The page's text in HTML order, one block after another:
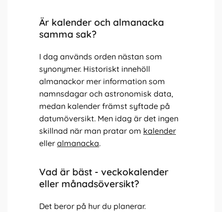
Är kalender och almanacka
samma sak?
I dag används orden nästan som
synonymer. Historiskt innehöll
almanackor mer information som
namnsdagar och astronomisk data,
medan kalender främst syftade på
datumöversikt. Men idag är det ingen
skillnad när man pratar om kalender
eller almanacka.
Vad är bäst - veckokalender
eller månadsöversikt?
Det beror på hur du planerar.